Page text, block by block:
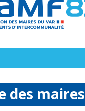
des maires